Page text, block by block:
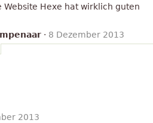
Website Hexe hat wirklich guten
· 8 Dezember 2013
2013